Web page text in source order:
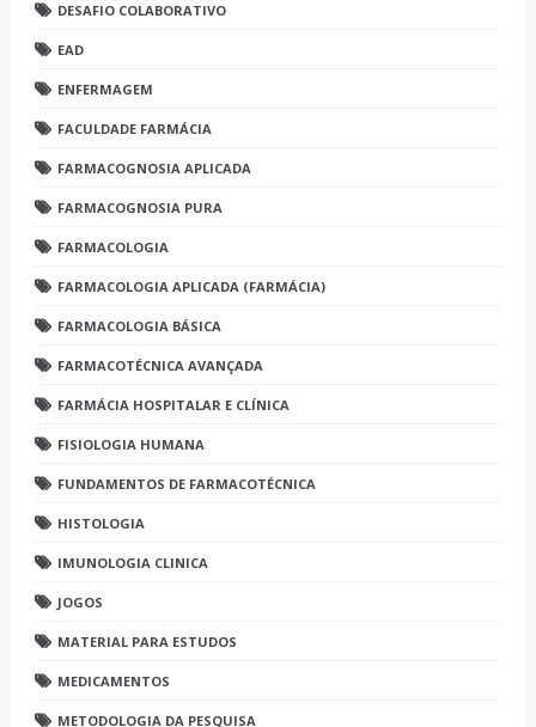
DESAFIO COLABORATIVO
EAD
ENFERMAGEM
FACULDADE FARMÁCIA
FARMACOGNOSIA APLICADA
FARMACOGNOSIA PURA
FARMACOLOGIA
FARMACOLOGIA APLICADA (FARMÁCIA)
FARMACOLOGIA BÁSICA
FARMACOTÉCNICA AVANÇADA
FARMÁCIA HOSPITALAR E CLÍNICA
FISIOLOGIA HUMANA
FUNDAMENTOS DE FARMACOTÉCNICA
HISTOLOGIA
IMUNOLOGIA CLINICA
JOGOS
MATERIAL PARA ESTUDOS
MEDICAMENTOS
METODOLOGIA DA PESQUISA